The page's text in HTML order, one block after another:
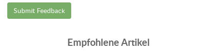
Submit Feedback
Empfohlene Artikel